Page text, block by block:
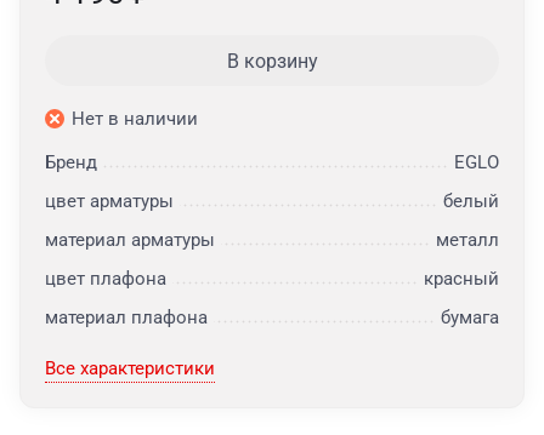
В корзину
Нет в наличии
Бренд
EGLO
цвет арматуры
белый
материал арматуры
металл
цвет плафона
красный
материал плафона
бумага
Все характеристики